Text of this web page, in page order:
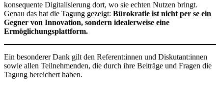
konsequente Digitalisierung dort, wo sie echten Nutzen bringt.
Genau das hat die Tagung gezeigt: Bürokratie ist nicht per se ein
Gegner von Innovation, sondern idealerweise eine
Ermöglichungsplattform.
Ein besonderer Dank gilt den Referent:innen und Diskutant:innen
sowie allen Teilnehmenden, die durch ihre Beiträge und Fragen die
Tagung bereichert haben.